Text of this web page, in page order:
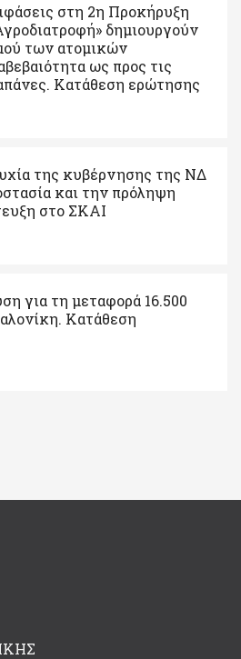
στη 2η Προκήρυξη
δημιουργούν
των ατομικών
ως προς τις
Κατάθεση ερώτησης
της κυβέρνησης της ΝΔ
και την πρόληψη
στο ΣΚΑΙ
για τη μεταφορά 16.500
Κατάθεση